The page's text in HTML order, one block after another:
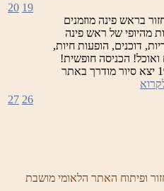
בראש פינה מוזמנים
מהיופי של ראש פינה
דוכנים, הופעות חיות,
ואוכל! הכניסה חופשית!
בשעות 18:00 וב19:30 יצא סיור מודרך באתר
19
20
26
27
ופיתוח האתר הלאומי מושבת